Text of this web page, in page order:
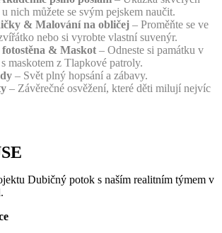
nich můžete se svým pejskem naučit.
& Malování na obličej – Proměňte se ve
nebo si vyrobte vlastní suvenýr.
& Maskot – Odneste si památku v
maskotem z Tlapkové patroly.
– Svět plný hopsání a zábavy.
– Závěrečné osvěžení, které děti milují nejvíc
Dubičný potok s naším realitním týmem v